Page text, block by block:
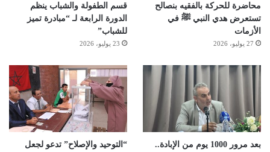
محاضرة للحركة بالفقيه بنصالح
تستعرض هدي النبي ﷺ في
الأزمات
27 يوليو، 2026
قسم الطفولة والشباب ينظم
الدورة الرابعة لـ “مبادرة تميز
للشباب”
23 يوليو، 2026
بعد مرور 1000 يوم من الإبادة..
“التوحيد والإصلاح” تدعو لجعل